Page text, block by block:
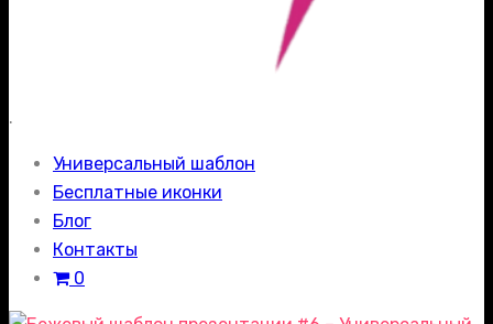
.
Универсальный шаблон
Бесплатные иконки
Блог
Контакты
0